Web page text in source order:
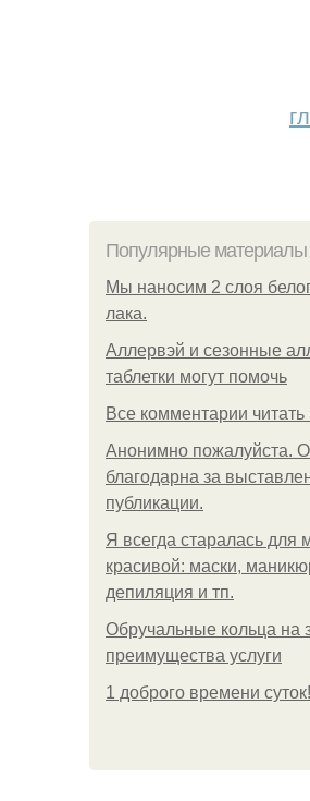
Популярные материалы
Мы наносим 2 слоя
лака.
Аллервэй и сезонные
таблетки могут помочь
Все комментарии читать
Анонимно пожалуйста.
благодарна за
публикации.
Я всегда старалась для
красивой: маски,
депиляция и тп.
Обручальные кольца на
преимущества услуги
1 доброго времени суток!